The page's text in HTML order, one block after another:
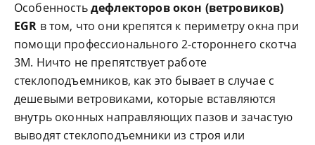
Особенностьдефлекторов окон (ветровиков)
EGR в том, что они крепятся к периметру окна при
помощи профессионального 2-стороннего скотча
3M. Ничто не препятствует работе
стеклоподъемников, как это бывает в случае с
дешевыми ветровиками, которые вставляются
внутрь оконных направляющих пазов и зачастую
выводят стеклоподъемники из строя или